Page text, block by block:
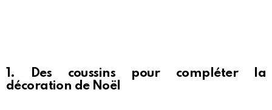
1. Des coussins pour compléter la
décoration de Noël